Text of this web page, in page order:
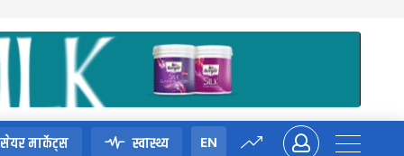
सेयर मार्केट्स स्वास्थ्य EN